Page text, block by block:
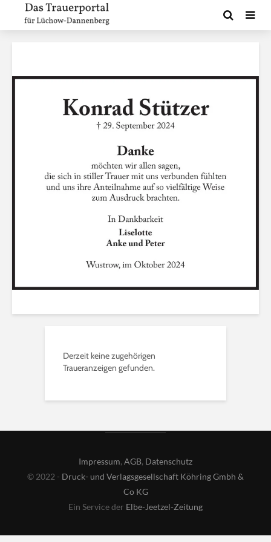
Derzeit keine zugehörigen
Traueranzeigen gefunden.
Impressum, AGB, Datenschutz
© 2022 - Druck- und Verlagsgesellschaft Köhring Gmbh &
Co KG
Ein Service der Elbe-Jeetzel-Zeitung